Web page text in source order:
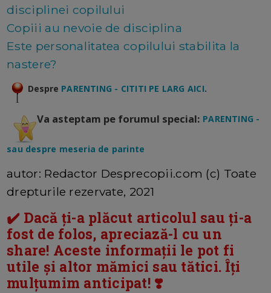
disciplinei copilului
Copiii au nevoie de disciplina
Este personalitatea copilului stabilita la
nastere?
Despre PARENTING - CITITI PE LARG AICI.
Va asteptam pe forumul special: PARENTING -
sau despre meseria de parinte
autor: Redactor Desprecopii.com (c) Toate
drepturile rezervate, 2021
✔️ Dacă ți-a plăcut articolul sau ți-a
fost de folos, apreciază-l cu un
share! Aceste informații le pot fi
utile și altor mămici sau tătici. Îți
mulțumim anticipat! ❣️